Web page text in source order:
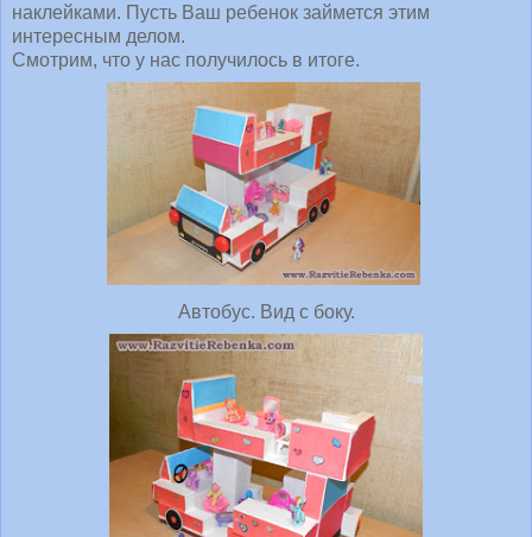
наклейками. Пусть Ваш ребенок займется этим
интересным делом.
Смотрим, что у нас получилось в итоге.
Автобус. Вид с боку.